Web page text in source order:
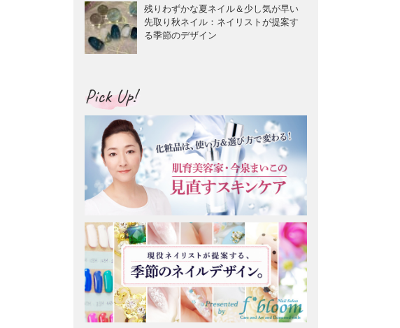
残りわずかな夏ネイル＆少し気が早い
先取り秋ネイル：ネイリストが提案す
る季節のデザイン
Pick Up!